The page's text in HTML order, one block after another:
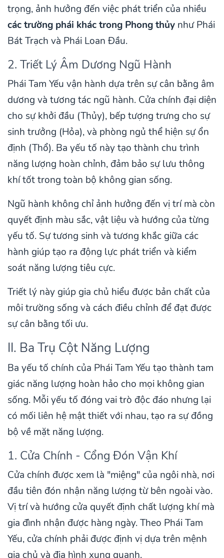
trọng, ảnh hưởng đến việc phát triển của nhiều
các trường phái khác trong Phong thủy như Phái
Bát Trạch và Phái Loan Đầu.
2. Triết Lý Âm Dương Ngũ Hành
Phái Tam Yếu vận hành dựa trên sự cân bằng âm
dương và tương tác ngũ hành. Cửa chính đại diện
cho sự khởi đầu (Thủy), bếp tượng trưng cho sự
sinh trưởng (Hỏa), và phòng ngủ thể hiện sự ổn
định (Thổ). Ba yếu tố này tạo thành chu trình
năng lượng hoàn chỉnh, đảm bảo sự lưu thông
khí tốt trong toàn bộ không gian sống.
Ngũ hành không chỉ ảnh hưởng đến vị trí mà còn
quyết định màu sắc, vật liệu và hướng của từng
yếu tố. Sự tương sinh và tương khắc giữa các
hành giúp tạo ra động lực phát triển và kiểm
soát năng lượng tiêu cực.
Triết lý này giúp gia chủ hiểu được bản chất của
môi trường sống và cách điều chỉnh để đạt được
sự cân bằng tối ưu.
II. Ba Trụ Cột Năng Lượng
Ba yếu tố chính của Phái Tam Yếu tạo thành tam
giác năng lượng hoàn hảo cho mọi không gian
sống. Mỗi yếu tố đóng vai trò độc đáo nhưng lại
có mối liên hệ mật thiết với nhau, tạo ra sự đồng
bộ về mặt năng lượng.
1. Cửa Chính - Cổng Đón Vận Khí
Cửa chính được xem là "miệng" của ngôi nhà, nơi
đầu tiên đón nhận năng lượng từ bên ngoài vào.
Vị trí và hướng cửa quyết định chất lượng khí mà
gia đình nhận được hàng ngày. Theo Phái Tam
Yếu, cửa chính phải được định vị dựa trên mệnh
gia chủ và địa hình xung quanh.